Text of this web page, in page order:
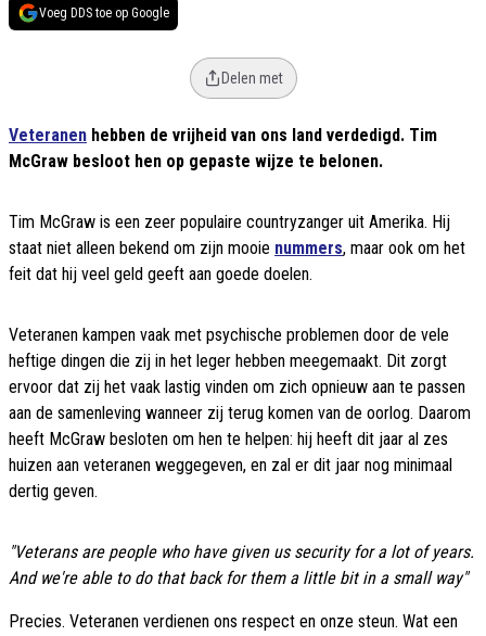
Voeg DDS toe op Google
Delen met
Veteranen hebben de vrijheid van ons land verdedigd. Tim
McGraw besloot hen op gepaste wijze te belonen.
Tim McGraw is een zeer populaire countryzanger uit Amerika. Hij
staat niet alleen bekend om zijn mooie nummers, maar ook om het
feit dat hij veel geld geeft aan goede doelen.
Veteranen kampen vaak met psychische problemen door de vele
heftige dingen die zij in het leger hebben meegemaakt. Dit zorgt
ervoor dat zij het vaak lastig vinden om zich opnieuw aan te passen
aan de samenleving wanneer zij terug komen van de oorlog. Daarom
heeft McGraw besloten om hen te helpen: hij heeft dit jaar al zes
huizen aan veteranen weggegeven, en zal er dit jaar nog minimaal
dertig geven.
"Veterans are people who have given us security for a lot of years.
And we're able to do that back for them a little bit in a small way"
Precies. Veteranen verdienen ons respect en onze steun. Wat een